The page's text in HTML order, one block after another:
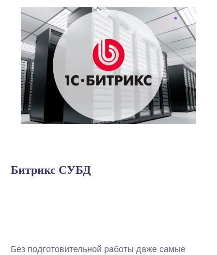
Битрикс СУБД
Без подготовительной работы даже самые